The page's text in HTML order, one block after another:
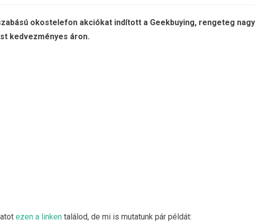
okostelefon akciókat indított a Geekbuying, rengeteg
kedvezményes áron.
ezen a linken találod, de mi is mutatunk pár példát: